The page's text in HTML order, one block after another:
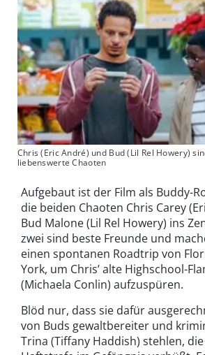
Chris (Eric André) und Bud (Lil Rel Howery)
liebenswerte Chaoten
Aufgebaut ist der Film als Buddy-
die beiden Chaoten Chris Carey
Bud Malone (Lil Rel Howery) ins
zwei sind beste Freunde und
einen spontanen Roadtrip von
York, um Chris’ alte Highschool-
(Michaela Conlin) aufzuspüren.
Blöd nur, dass sie dafür
von Buds gewaltbereiter und
Trina (Tiffany Haddish) stehlen,